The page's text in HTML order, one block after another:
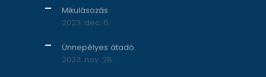
Mikulásozás
2023. dec. 6.
Ünnepélyes átadó
2023. nov. 28.